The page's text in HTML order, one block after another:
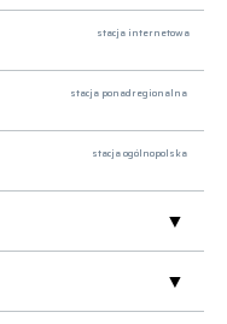
stacja internetowa
stacja ponadregionalna
stacja ogólnopolska